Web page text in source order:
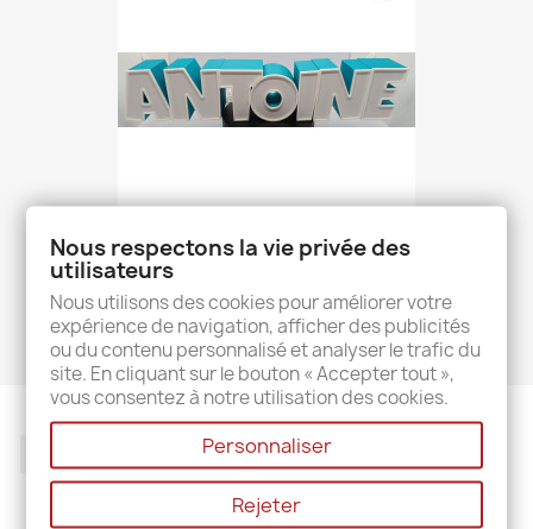
Prénom Personnalisé -...
28,00 €
Nous respectons la vie privée des
utilisateurs
Nous utilisons des cookies pour améliorer votre
expérience de navigation, afficher des publicités
ou du contenu personnalisé et analyser le trafic du
site. En cliquant sur le bouton « Accepter tout »,
vous consentez à notre utilisation des cookies.
Personnaliser
Rejeter